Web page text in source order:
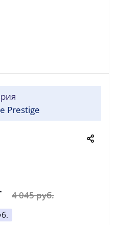
Prestige
4 045руб.